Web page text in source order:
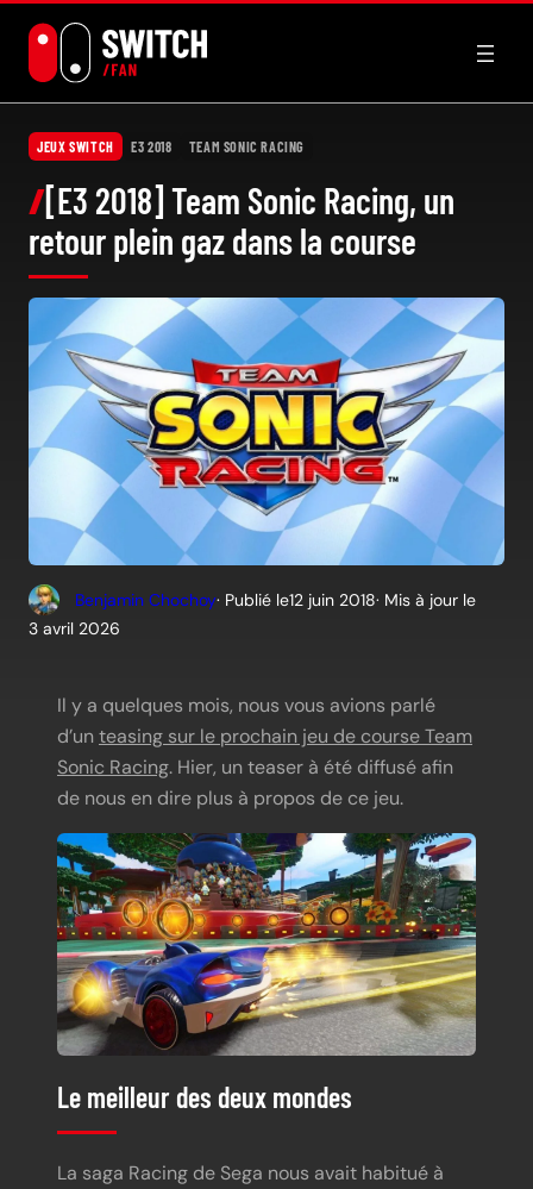
contenu
JEUX SWITCH E3 2018 TEAM SONIC RACING
[E3 2018] Team Sonic Racing, un
retour plein gaz dans la course
Benjamin Chochoy· Publié le12 juin 2018· Mis à jour le
3 avril 2026
Il y a quelques mois, nous vous avions parlé
d’unteasing sur le prochain jeu de course Team
Sonic Racing. Hier, un teaser à été diffusé afin
de nous en dire plus à propos de ce jeu.
Le meilleur des deux mondes
La saga Racing de Sega nous avait habitué à